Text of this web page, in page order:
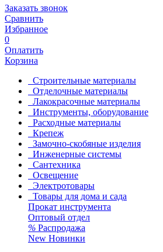
Заказать звонок
Сравнить
Избранное
0
Оплатить
Корзина
Строительные материалы
Отделочные материалы
Лакокрасочные материалы
Инструменты, оборудование
Расходные материалы
Крепеж
Замочно-скобяные изделия
Инженерные системы
Сантехника
Освещение
Электротовары
Товары для дома и сада
Прокат инструмента
Оптовый отдел
% Распродажа
New Новинки